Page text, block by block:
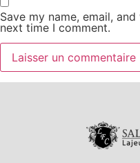
Save my name, email,
next time I comment.